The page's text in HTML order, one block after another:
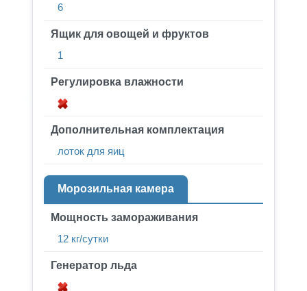
6
Ящик для овощей и фруктов
1
Регулировка влажности
Дополнительная комплектация
лоток для яиц
Морозильная камера
Мощность замораживания
12 кг/сутки
Генератор льда